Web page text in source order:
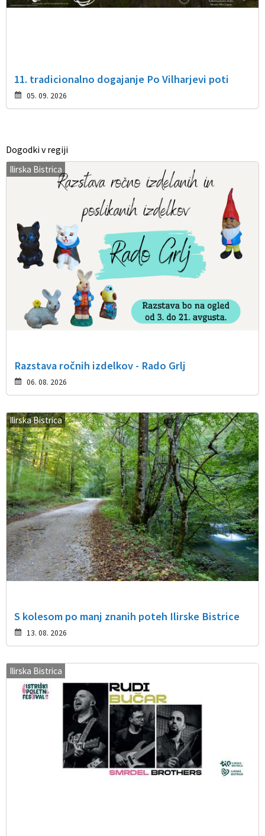
11. tradicionalno dogajanje Po Vilharjevi poti
05. 09. 2026
Dogodki v regiji
Ilirska Bistrica
Razstava ročnih izdelkov - Rado Grlj
06. 08. 2026
Ilirska Bistrica
S kolesom po manj znanih poteh Ilirske Bistrice
13. 08. 2026
Ilirska Bistrica